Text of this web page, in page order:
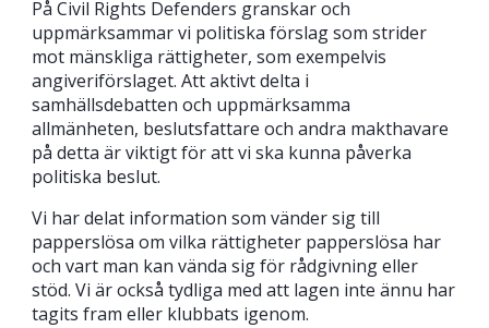
På Civil Rights Defenders granskar och
uppmärksammar vi politiska förslag som strider
mot mänskliga rättigheter, som exempelvis
angiveriförslaget. Att aktivt delta i
samhällsdebatten och uppmärksamma
allmänheten, beslutsfattare och andra makthavare
på detta är viktigt för att vi ska kunna påverka
politiska beslut.
Vi har delat information som vänder sig till
papperslösa om vilka rättigheter papperslösa har
och vart man kan vända sig för rådgivning eller
stöd. Vi är också tydliga med att lagen inte ännu har
tagits fram eller klubbats igenom.